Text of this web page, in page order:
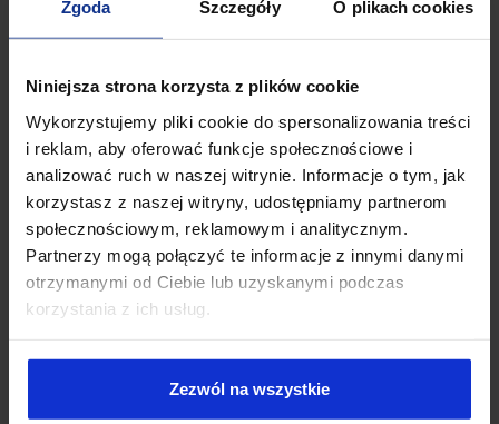
Zgoda Szczegóły O plikach cookies
Niniejsza strona korzysta z plików cookie
Wykorzystujemy pliki cookie do spersonalizowania treści
i reklam, aby oferować funkcje społecznościowe i
analizować ruch w naszej witrynie. Informacje o tym, jak
korzystasz z naszej witryny, udostępniamy partnerom
społecznościowym, reklamowym i analitycznym.
Partnerzy mogą połączyć te informacje z innymi danymi
otrzymanymi od Ciebie lub uzyskanymi podczas
korzystania z ich usług.
Zezwól na wszystkie
użyczenie lub najem oryginału albo egzemplarzy;
w zakresie rozpowszechniania utworuw sposób inny
wyświetlenie, odtworzenie oraz nadawanie i
reemitowanie, a także publiczne udostępnianie utworu
w taki sposób, aby każdy mógł mieć do niego dostęp w
miejscu i w czasie przez siebie wybranym.
KIM JESTEŚMY?